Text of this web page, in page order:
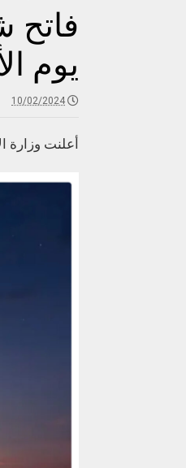
يوم
10/02/2024
أعلنت وزارة